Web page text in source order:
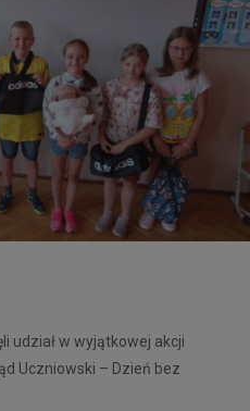
udział w wyjątkowej akcji
Uczniowski – Dzień bez